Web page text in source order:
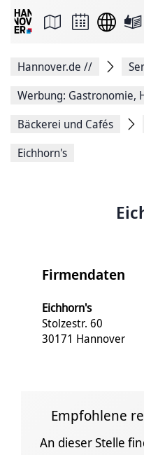
Seite
Facebook
teilen
Seitenlink
Seite
Hannover.de //
Werbung: Gastronomie,
Bäckerei und Cafés
Eichhorn's
Firmendaten
Eichhorn's
Stolzestr. 60
30171 Hannover
Empfohlene
An dieser Stelle